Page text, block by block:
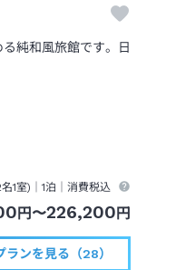
純和風旅館です。日
名1室)｜1泊 ｜消費税込
円 〜226,200 円
ランを見る（28）